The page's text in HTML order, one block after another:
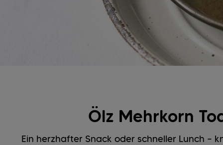
Ölz Mehrkorn
Ein herzhafter Snack oder schneller Lunch –